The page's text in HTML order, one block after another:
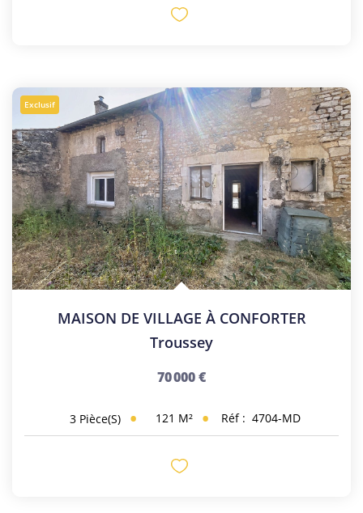
Exclusif
MAISON DE VILLAGE À CONFORTER
Troussey
70 000 €
3 Pièce(s) 121 M² Réf : 4704-MD